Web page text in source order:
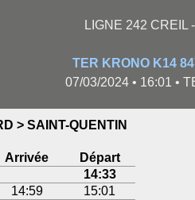
LIGNE 242 CREIL
TER KRONO K14
07/03/2024 • 16:01 •
> SAINT-QUENTIN
Arrivée
Départ
14:33
14:59
15:01